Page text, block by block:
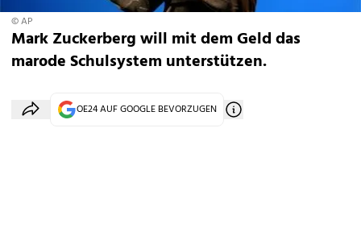
© AP
Mark Zuckerberg will mit dem Geld das
marode Schulsystem unterstützen.
OE24 AUF GOOGLE BEVORZUGEN